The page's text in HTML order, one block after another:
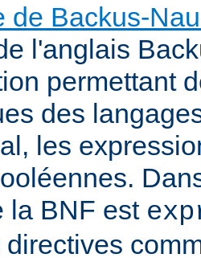
de Backus-
l'anglais
permettant
des
les
la BNF est
directives